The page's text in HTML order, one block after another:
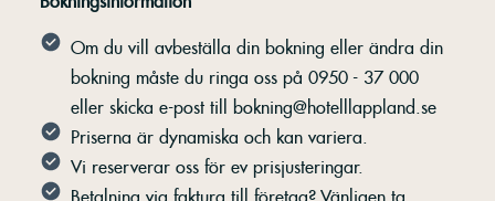
Om du vill avbeställa din bokning eller ändra din
bokning måste du ringa oss på 0950 - 37 000
eller skicka e-post till bokning@hotelllappland.se
Priserna är dynamiska och kan variera.
Vi reserverar oss för ev prisjusteringar.